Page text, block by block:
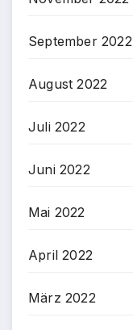
September 2022
August 2022
Juli 2022
Juni 2022
Mai 2022
April 2022
März 2022